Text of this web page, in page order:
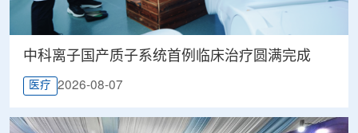
中科离子国产质子系统首例临床治疗圆满完成
医疗 2026-08-07